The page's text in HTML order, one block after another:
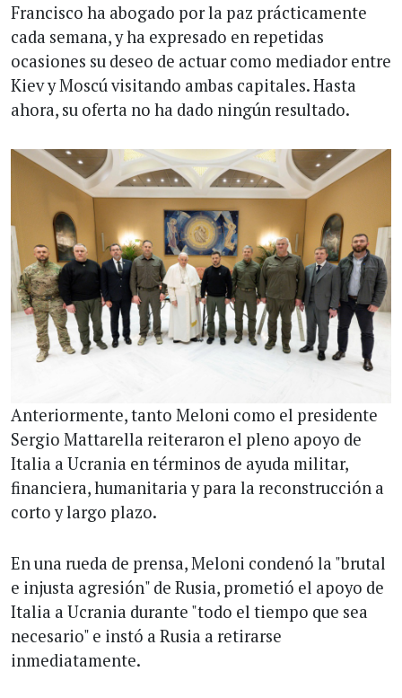
Francisco ha abogado por la paz prácticamente
cada semana, y ha expresado en repetidas
ocasiones su deseo de actuar como mediador entre
Kiev y Moscú visitando ambas capitales. Hasta
ahora, su oferta no ha dado ningún resultado.
Anteriormente, tanto Meloni como el presidente
Sergio Mattarella reiteraron el pleno apoyo de
Italia a Ucrania en términos de ayuda militar,
financiera, humanitaria y para la reconstrucción a
corto y largo plazo.
En una rueda de prensa, Meloni condenó la "brutal
e injusta agresión" de Rusia, prometió el apoyo de
Italia a Ucrania durante "todo el tiempo que sea
necesario" e instó a Rusia a retirarse
inmediatamente.